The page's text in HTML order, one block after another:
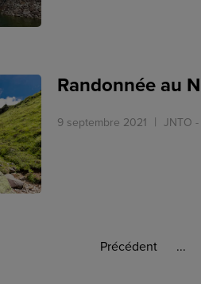
Randonnée au
9 septembre 2021 JNTO
Précédent ...